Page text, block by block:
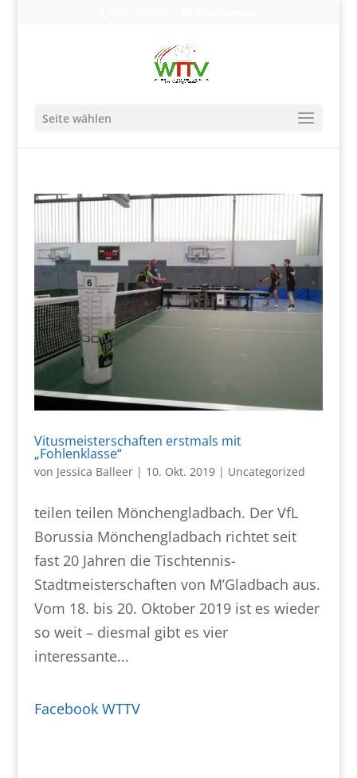
Seite wählen
Vitusmeisterschaften erstmals mit
„Fohlenklasse“
von Jessica Balleer| 10. Okt. 2019| Uncategorized
teilen teilen Mönchengladbach. Der VfL
Borussia Mönchengladbach richtet seit
fast 20 Jahren die Tischtennis-
Stadtmeisterschaften von M’Gladbach aus.
Vom 18. bis 20. Oktober 2019 ist es wieder
so weit – diesmal gibt es vier
interessante...
Facebook WTTV